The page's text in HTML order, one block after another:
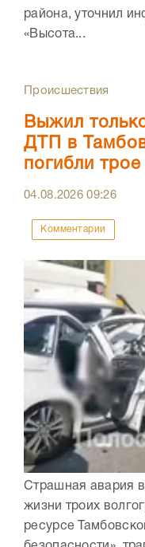
района, уточнил
«Высота...
Происшествия
Выжил
ДТП в
погибли
04.08.202609:26
Комментарии
Страшная авария
жизни троих
ресурсе